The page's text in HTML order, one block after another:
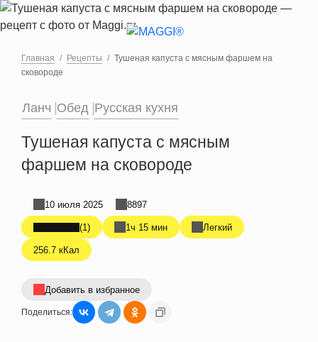
Перейти к основному содержанию
Главная Рецепты
Тушеная капуста с мясным фаршем на
сковороде
Ланч Обед Русская кухня
Тушеная капуста с мясным
фаршем на сковороде
(1) 1ч 15 мин Легкий
256.7 кКал
10 июля 2025 8897
Добавить в избранное
Поделиться: